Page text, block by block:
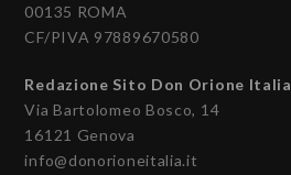
00135 ROMA
CF/PIVA 97889670580
Redazione Sito Don Orione Italia
Via Bartolomeo Bosco, 14
16121 Genova
info@donorioneitalia.it